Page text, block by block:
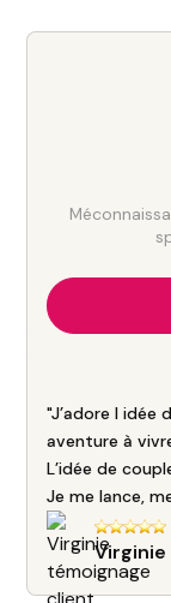
"J’adore l idée
aventure à
L’idée de
Je me lance,
Virginie